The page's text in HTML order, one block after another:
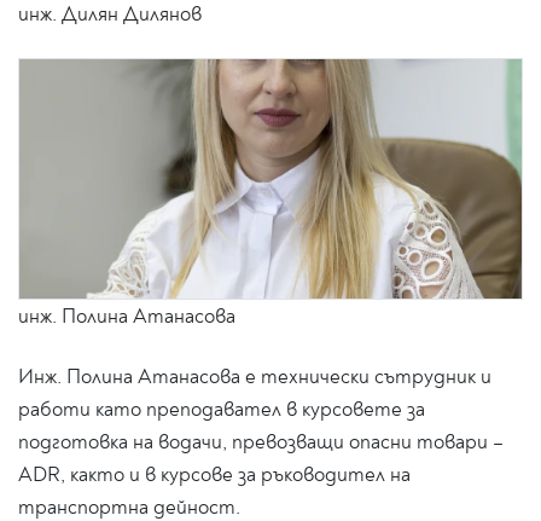
инж. Дилян Дилянов
инж. Полина Атанасова
Инж. Полина Атанасова е технически сътрудник и
работи като преподавател в курсовете за
подготовка на водачи, превозващи опасни товари –
ADR, както и в курсове за ръководител на
транспортна дейност.